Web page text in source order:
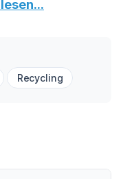
Recycling